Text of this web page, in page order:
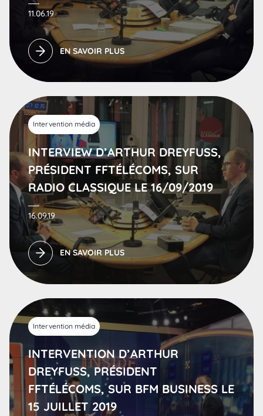
11.06.19
EN SAVOIR PLUS
Intervention média
INTERVIEW D’ARTHUR DREYFUSS,
PRÉSIDENT FFTÉLÉCOMS, SUR
RADIO CLASSIQUE LE 16/09/2019
16.09.19
EN SAVOIR PLUS
Intervention média
INTERVENTION D’ARTHUR
DREYFUSS, PRÉSIDENT
FFTÉLÉCOMS, SUR BFM BUSINESS LE
15 JUILLET 2019